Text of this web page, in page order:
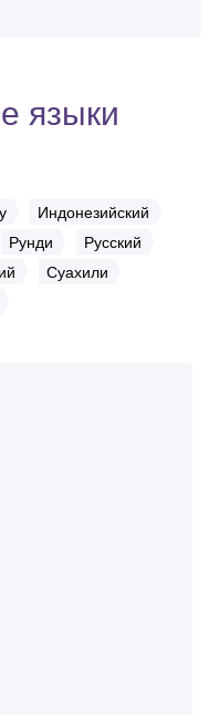
языки
Индонезийский
Рунди
Русский
Суахили